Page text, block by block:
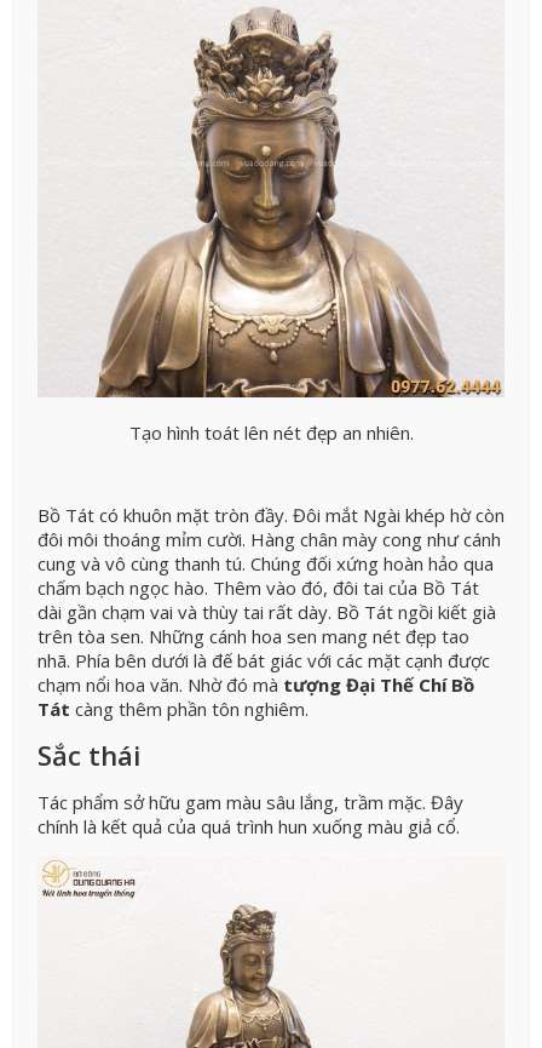
Tạo hình toát lên nét đẹp an nhiên.
Bồ Tát có khuôn mặt tròn đầy. Đôi mắt Ngài khép hờ còn
đôi môi thoáng mỉm cười. Hàng chân mày cong như cánh
cung và vô cùng thanh tú. Chúng đối xứng hoàn hảo qua
chấm bạch ngọc hào. Thêm vào đó, đôi tai của Bồ Tát
dài gần chạm vai và thùy tai rất dày. Bồ Tát ngồi kiết già
trên tòa sen. Những cánh hoa sen mang nét đẹp tao
nhã. Phía bên dưới là đế bát giác với các mặt cạnh được
chạm nổi hoa văn. Nhờ đó mà tượng Đại Thế Chí Bồ
Tát càng thêm phần tôn nghiêm.
Sắc thái
Tác phẩm sở hữu gam màu sâu lắng, trầm mặc. Đây
chính là kết quả của quá trình hun xuống màu giả cổ.